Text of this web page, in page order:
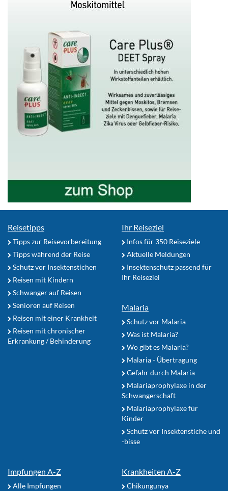
Reisetipps
Tipps zur Reisevorbereitung
Tipps während der Reise
Schutz vor Insektenstichen
Reisen mit Kindern
Schwanger auf Reisen
Senioren auf Reisen
Reisen mit einer Krankheit
Reisen mit chronischer
Erkrankung / Behinderung
Ihr Reiseziel
Infos für 350 Reiseziele
Aktuelle Meldungen
Insektenschutz passend für
Ihr Reiseziel
Malaria
Schutz vor Malaria
Was ist Malaria?
Wo gibt es Malaria?
Malaria - Übertragung
Gefahr durch Malaria
Malariaprophylaxe in der
Schwangerschaft
Malariaprophylaxe für
Kinder
Schutz vor Insektenstiche und
-bisse
Impfungen A-Z
Alle Impfungen
Krankheiten A-Z
Chikungunya